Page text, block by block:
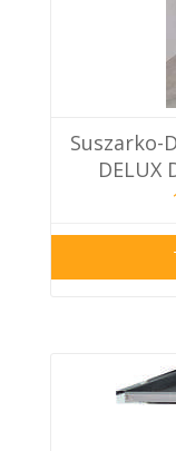
Suszarko-
DELUX